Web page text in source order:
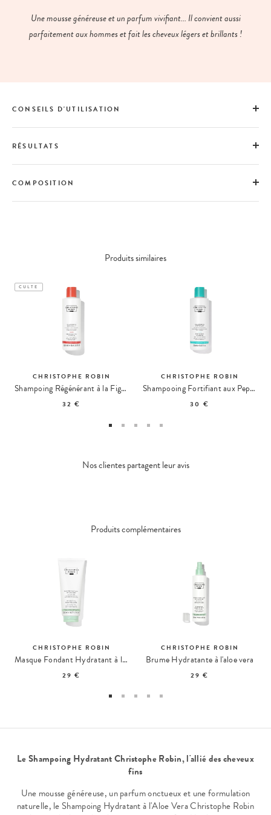
Une mousse généreuse et un parfum vivifiant... Il convient aussi
parfaitement aux hommes et fait les cheveux légers et brillants !
CONSEILS D'UTILISATION
RÉSULTATS
COMPOSITION
Produits similaires
CULTE
CHRISTOPHE ROBIN
Shampoing Régénérant à la Figue de Barbarie
32 €
CHRISTOPHE ROBIN
Shampooing Fortifiant aux Peptides d'Amarante
30 €
Nos clientes partagent leur avis
Produits complémentaires
CHRISTOPHE ROBIN
Masque Fondant Hydratant à l'Aloe Vera
29 €
CHRISTOPHE ROBIN
Brume Hydratante à l'aloe vera
29 €
Le Shampoing Hydratant Christophe Robin, l'allié des cheveux
fins
Une mousse généreuse, un parfum onctueux et une formulation
naturelle, le Shampoing Hydratant à l'Aloe Vera Christophe Robin